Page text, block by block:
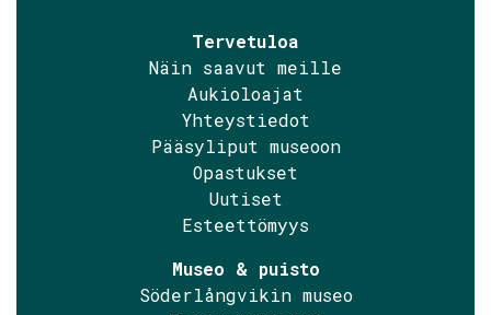
Tervetuloa
Näin saavut meille
Aukioloajat
Yhteystiedot
Pääsyliput museoon
Opastukset
Uutiset
Esteettömyys
Museo & puisto
Söderlångvikin museo